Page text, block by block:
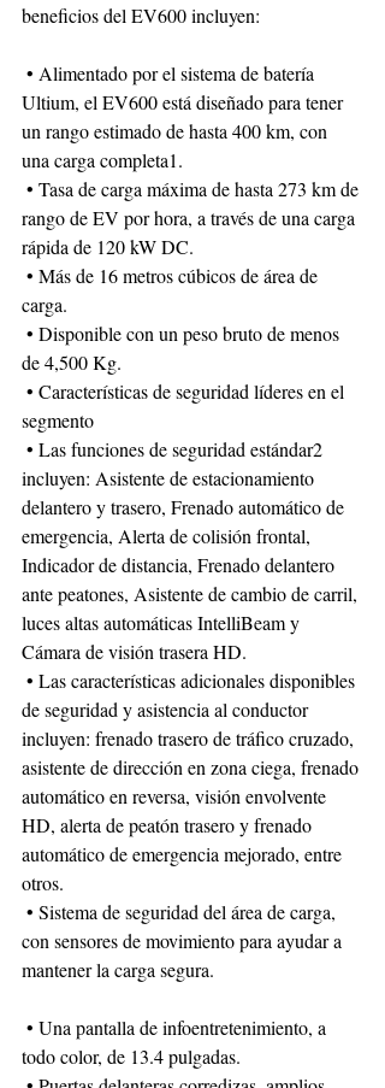
beneficios del EV600 incluyen:
Ultium, el EV600 está diseñado para tener
un rango estimado de hasta 400 km, con
una carga completa1.
rango de EV por hora, a través de una carga
rápida de 120 kW DC.
carga.
de 4,500 Kg.
segmento
incluyen: Asistente de estacionamiento
delantero y trasero, Frenado automático de
emergencia, Alerta de colisión frontal,
Indicador de distancia, Frenado delantero
ante peatones, Asistente de cambio de carril,
luces altas automáticas IntelliBeam y
Cámara de visión trasera HD.
de seguridad y asistencia al conductor
incluyen: frenado trasero de tráfico cruzado,
asistente de dirección en zona ciega, frenado
automático en reversa, visión envolvente
HD, alerta de peatón trasero y frenado
automático de emergencia mejorado, entre
otros.
con sensores de movimiento para ayudar a
mantener la carga segura.
todo color, de 13.4 pulgadas.